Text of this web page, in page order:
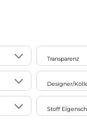
57
16
Transparenz
blickdicht
Designer/
Stoff